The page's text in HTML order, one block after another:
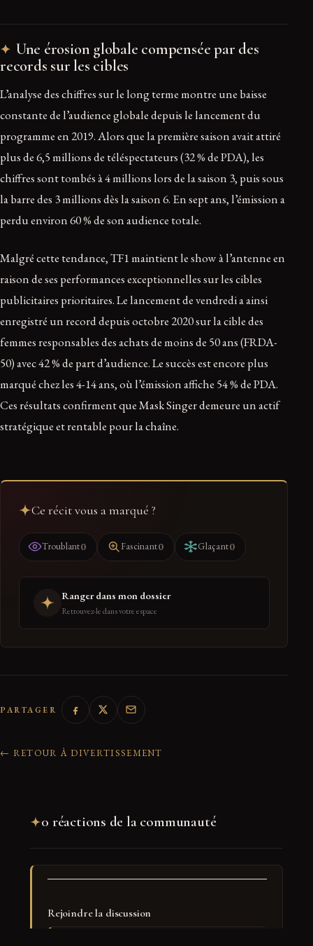
Une érosion globale compensée par des
records sur les cibles
L’analyse des chiffres sur le long terme montre une baisse
constante de l’audience globale depuis le lancement du
programme en 2019. Alors que la première saison avait attiré
plus de 6,5 millions de téléspectateurs (32 % de PDA), les
chiffres sont tombés à 4 millions lors de la saison 3, puis sous
la barre des 3 millions dès la saison 6. En sept ans, l’émission a
perdu environ 60 % de son audience totale.
Malgré cette tendance, TF1 maintient le show à l’antenne en
raison de ses performances exceptionnelles sur les cibles
publicitaires prioritaires. Le lancement de vendredi a ainsi
enregistré un record depuis octobre 2020 sur la cible des
femmes responsables des achats de moins de 50 ans (FRDA-
50) avec 42 % de part d’audience. Le succès est encore plus
marqué chez les 4-14 ans, où l’émission affiche 54 % de PDA.
Ces résultats confirment que Mask Singer demeure un actif
stratégique et rentable pour la chaîne.
Ce récit vous a marqué ?
Troublant0 Fascinant0 Glaçant0
Ranger dans mon dossier
Retrouvez-le dans votre espace
PARTAGER
← RETOUR À DIVERTISSEMENT
0 réactions de la communauté
Rejoindre la discussion